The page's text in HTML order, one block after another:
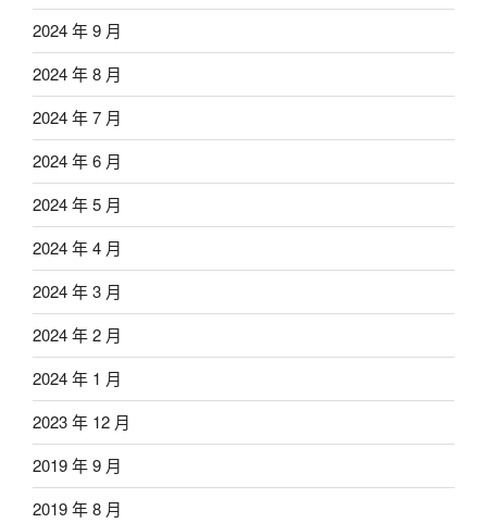
2024 年 9 月
2024 年 8 月
2024 年 7 月
2024 年 6 月
2024 年 5 月
2024 年 4 月
2024 年 3 月
2024 年 2 月
2024 年 1 月
2023 年 12 月
2019 年 9 月
2019 年 8 月